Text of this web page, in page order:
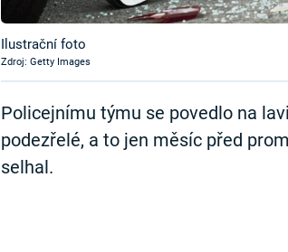
Ilustrační foto
Zdroj: Getty Images
Policejnímu týmu se povedlo na
podezřelé, a to jen měsíc před
selhal.